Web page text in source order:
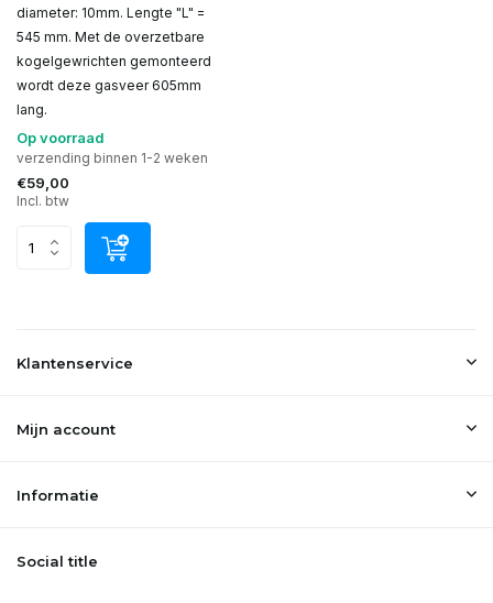
diameter: 10mm. Lengte "L" =
545 mm. Met de overzetbare
kogelgewrichten gemonteerd
wordt deze gasveer 605mm
lang.
Op voorraad
verzending binnen 1-2 weken
€59,00
Incl. btw
Klantenservice
Mijn account
Informatie
Social title